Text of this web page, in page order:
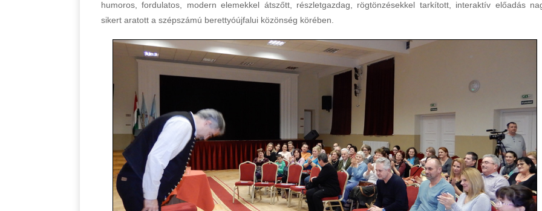
humoros, fordulatos, modern elemekkel átszőtt, részletgazdag, rögtönzésekkel tarkított, interaktív előadás
sikert aratott a szépszámú berettyóújfalui közönség körében.